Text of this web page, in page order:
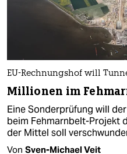
EU-Rechnungshof will
Millionen im
Eine Sonderprüfung will
beim Fehmarnbelt-Projekt
der Mittel soll
Von Sven-Michael Veit